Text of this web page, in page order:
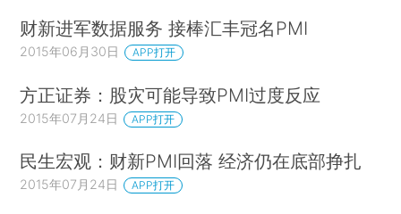
财新进军数据服务 接棒汇丰冠名PMI
2015年06月30日 APP打开
方正证券：股灾可能导致PMI过度反应
2015年07月24日 APP打开
民生宏观：财新PMI回落 经济仍在底部挣扎
2015年07月24日 APP打开